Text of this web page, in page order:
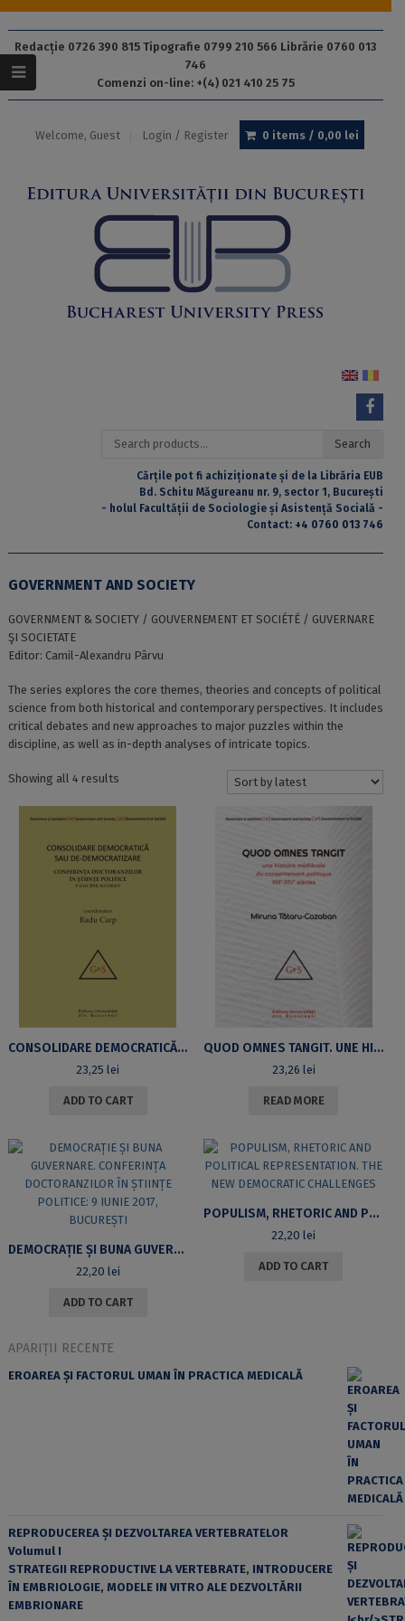
Redacție 0726 390 815 Tipografie 0799 210 566 Librărie 0760 013
746
Comenzi on-line: +(4) 021 410 25 75
Welcome, Guest Login / Register 0 items / 0,00 lei
Search
Search
Cărțile pot fi achiziționate și de la Librăria EUB
Bd. Schitu Măgureanu nr. 9, sector 1, București
- holul Facultății de Sociologie și Asistență Socială -
Contact: +4 0760 013 746
GOVERNMENT AND SOCIETY
GOVERNMENT & SOCIETY / GOUVERNEMENT ET SOCIÉTÉ / GUVERNARE
ŞI SOCIETATE
Editor: Camil-Alexandru Pârvu
The series explores the core themes, theories and concepts of political
science from both historical and contemporary perspectives. It includes
critical debates and new approaches to major puzzles within the
discipline, as well as in-depth analyses of intricate topics.
Showing all 4 resultsSorted
CONSOLIDARE DEMOCRATICĂ SAU DE-DEMOCRATIZARE? CONFERINŢA DOCTORANZILOR ÎN ŞTIINŢE POLITICE
23,25lei
ADD TO CART
QUOD OMNES TANGIT. UNE HISTOIRE MÉDIÉVALE DU CONSENTEMENT POLITIQUE (XIIIE-XIVE SIÈCLES)
23,26 lei
READ MORE
DEMOCRAȚIE ȘI BUNA GUVERNARE. CONFERINȚA DOCTORANZILOR ÎN ȘTIINȚE POLITICE: 9 IUNIE 2017, BUCUREȘTI
22,20 lei
ADD TO CART
POPULISM, RHETORIC AND POLITICAL REPRESENTATION. THE NEW DEMOCRATIC CHALLENGES
22,20lei
ADD TO CART
APARIȚII RECENTE
EROAREA ȘI FACTORUL UMAN ÎN PRACTICA MEDICALĂ
REPRODUCEREA ȘI DEZVOLTAREA VERTEBRATELOR
Volumul I
STRATEGII REPRODUCTIVE LA VERTEBRATE, INTRODUCERE
ÎN EMBRIOLOGIE, MODELE IN VITRO ALE DEZVOLTĂRII
EMBRIONARE